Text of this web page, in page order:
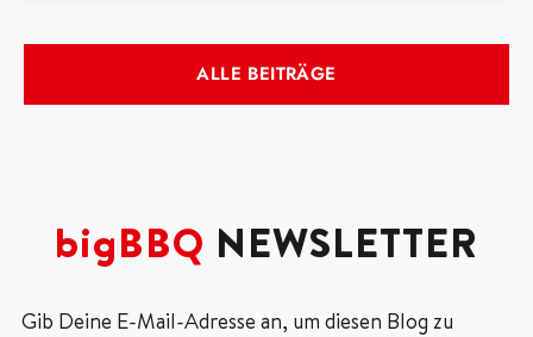
ALLE BEITRÄGE
bigBBQ NEWSLETTER
Gib Deine E-Mail-Adresse an, um diesen Blog zu